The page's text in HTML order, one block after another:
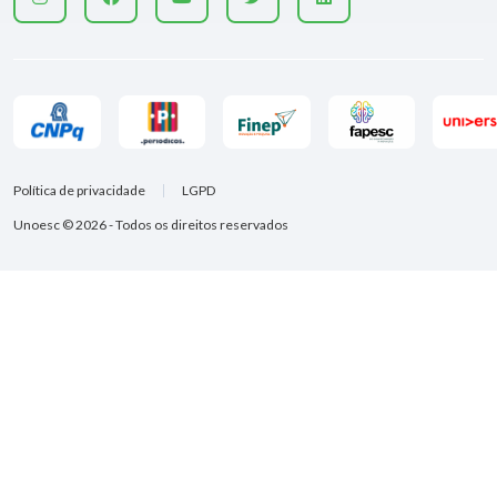
Unoesc © 2026 - Todos os direitos reservados
Política de privacidade LGPD